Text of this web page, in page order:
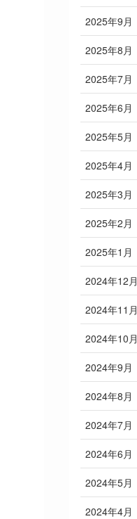
2025年9月
2025年8月
2025年7月
2025年6月
2025年5月
2025年4月
2025年3月
2025年2月
2025年1月
2024年12月
2024年11月
2024年10月
2024年9月
2024年8月
2024年7月
2024年6月
2024年5月
2024年4月